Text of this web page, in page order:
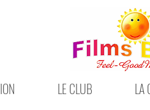
LE CLUB LA